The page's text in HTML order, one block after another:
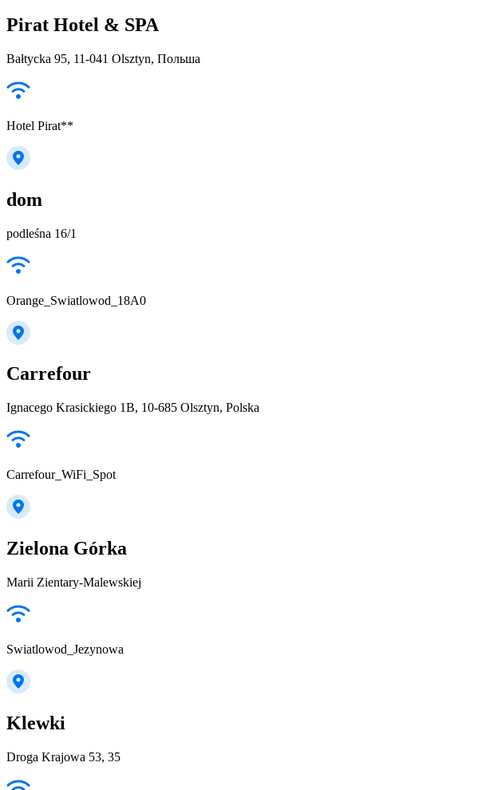
Pirat Hotel & SPA
Bałtycka 95, 11-041 Olsztyn, Польша
Hotel Pirat**
dom
podleśna 16/1
Orange_Swiatlowod_18A0
Carrefour
Ignacego Krasickiego 1B, 10-685 Olsztyn, Polska
Carrefour_WiFi_Spot
Zielona Górka
Marii Zientary-Malewskiej
Swiatlowod_Jezynowa
Klewki
Droga Krajowa 53, 35